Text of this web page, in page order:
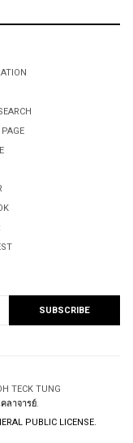
TECK TUNG
ลาจารย์.
PUBLIC LICENSE.